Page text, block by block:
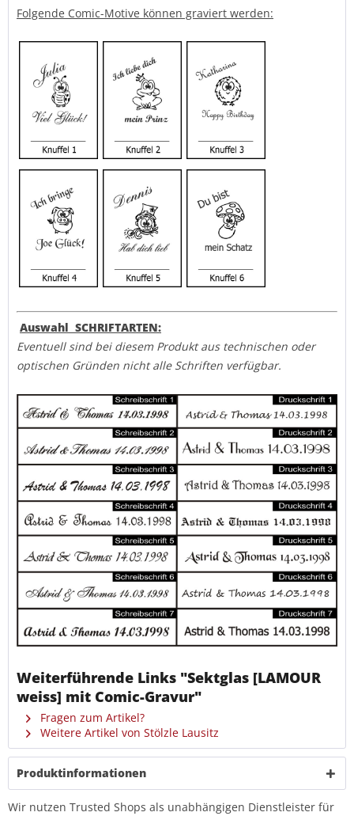
Folgende Comic-Motive können graviert werden:
Auswahl SCHRIFTARTEN:
Eventuell sind bei diesem Produkt aus technischen oder
optischen Gründen nicht alle Schriften verfügbar.
Weiterführende Links "Sektglas [LAMOUR
weiss] mit Comic-Gravur"
Fragen zum Artikel?
Weitere Artikel von Stölzle Lausitz
Produktinformationen
Wir nutzen Trusted Shops als unabhängigen Dienstleister für